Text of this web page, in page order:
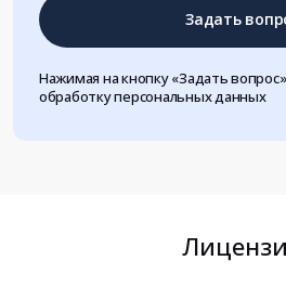
Задать
Нажимая на кнопку «Задать
обработку персональных данных